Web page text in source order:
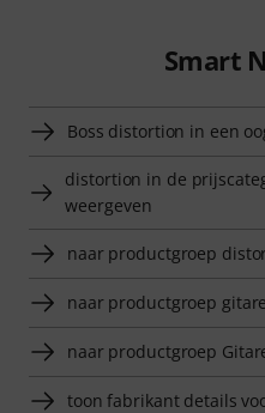
Smart
Boss distortion in een
distortion in de
weergeven
naar productgroep
naar productgroep
naar productgroep
toon fabrikant details